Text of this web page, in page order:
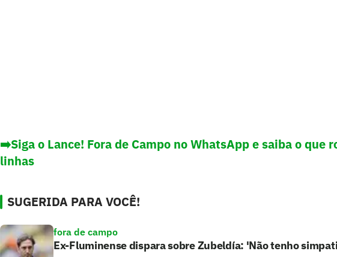
➡️Siga o Lance! Fora de Campo no WhatsApp e saiba o que
linhas
SUGERIDA PARA VOCÊ!
fora de campo
Ex-Fluminense dispara sobre Zubeldía: 'Não tenho